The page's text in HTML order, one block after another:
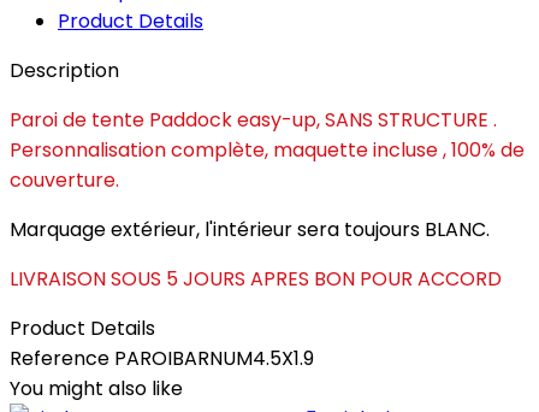
Product Details
Description
Paroi de tente Paddock easy-up, SANS STRUCTURE .
Personnalisation complète, maquette incluse , 100% de
couverture.
Marquage extérieur, l'intérieur sera toujours BLANC.
LIVRAISON SOUS 5 JOURS APRES BON POUR ACCORD
Product Details
Reference PAROIBARNUM4.5X1.9
You might also like